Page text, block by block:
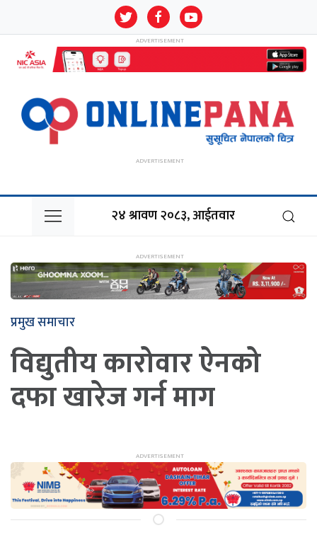
२४ श्रावण २०८३, आईतवार
प्रमुख समाचार
विद्युतीय कारोवार ऐनको
दफा खारेज गर्न माग